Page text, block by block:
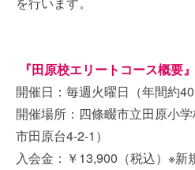
『田原校エリートコース概要』
開催日：毎週火曜日（年間約
開催場所：四條畷市立田原小
市田原台4-2-1）
入会金：￥13,900（税込）※新